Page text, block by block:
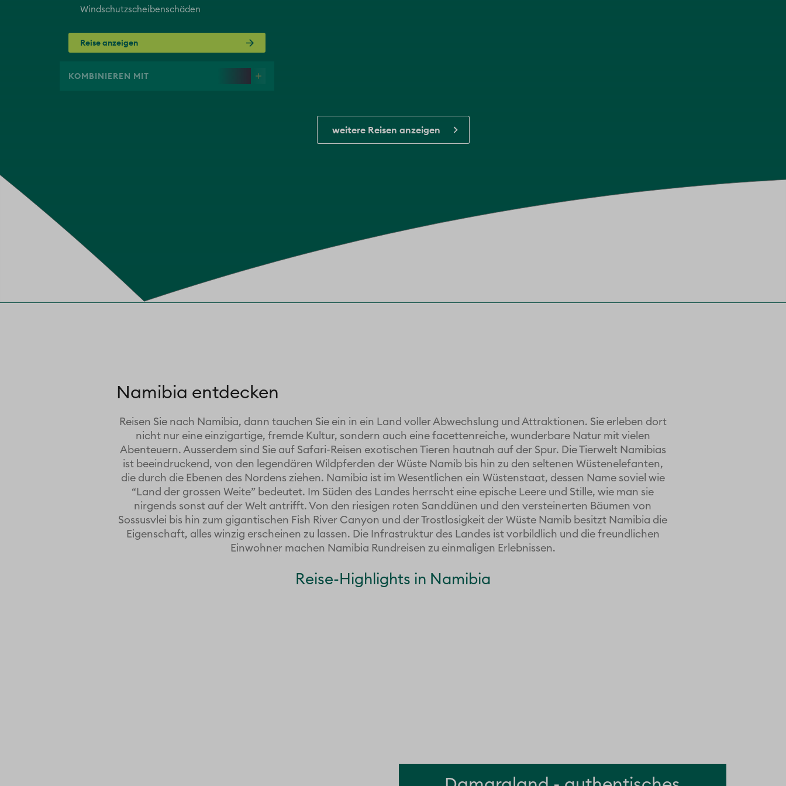
Windschutzscheibenschäden
Reise anzeigen
KOMBINIEREN MIT
weitere Reisen anzeigen
Namibia entdecken
Reisen Sie nach Namibia, dann tauchen Sie ein in ein Land voller Abwechslung und Attraktionen. Sie erleben dort
nicht nur eine einzigartige, fremde Kultur, sondern auch eine facettenreiche, wunderbare Natur mit vielen
Abenteuern. Ausserdem sind Sie auf Safari-Reisen exotischen Tieren hautnah auf der Spur. Die Tierwelt Namibias
ist beeindruckend, von den legendären Wildpferden der Wüste Namib bis hin zu den seltenen Wüstenelefanten,
die durch die Ebenen des Nordens ziehen. Namibia ist im Wesentlichen ein Wüstenstaat, dessen Name soviel wie
“Land der großen Weite” bedeutet. Im Süden des Landes herrscht eine epische Leere und Stille, wie man sie
nirgends sonst auf der Welt antrifft. Von den riesigen roten Sanddünen und den versteinerten Bäumen von
Sossusvlei bis hin zum gigantischen Fish River Canyon und der Trostlosigkeit der Wüste Namib besitzt Namibia die
Eigenschaft, alles winzig erscheinen zu lassen. Die Infrastruktur des Landes ist vorbildlich und die freundlichen
Einwohner machen Namibia Rundreisen zu einmaligen Erlebnissen.
Reise-Highlights in Namibia